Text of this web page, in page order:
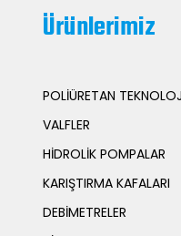
Ürünlerimiz
POLİÜRETAN
VALFLER
HİDROLİK POMPALAR
KARIŞTIRMA KAFALARI
DEBİMETRELER